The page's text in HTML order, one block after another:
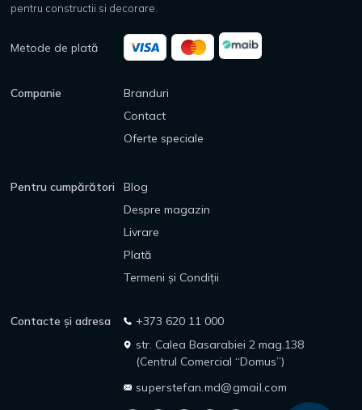
pentru constructii si decorare.
Metode de plată
Companie
Branduri
Contact
Oferte speciale
Pentru cumpărători
Blog
Despre magazin
Livrare
Plată
Termeni și Condiții
Contacte și adresa
+373 620 11 000
str. Calea Basarabiei 2 mag.138
(Centrul Comercial “Domus”)
superstefan.md@gmail.com